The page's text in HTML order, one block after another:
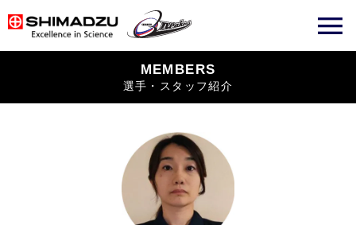
MEMBERS
選手・スタッフ紹介